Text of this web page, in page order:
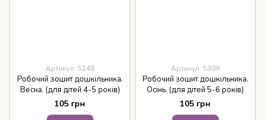
Артикул: 5248
Робочий зошит дошкільника.
Весна. (для дітей 4-5 років)
105 грн
Артикул: 5309
Робочий зошит дошкільника.
Осінь. (для дітей 5-6 років)
105 грн